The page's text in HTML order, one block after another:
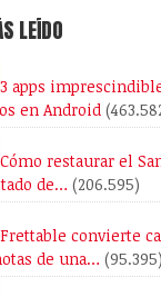
LEÍDO
3 apps
en Android
Cómo restaurar el
de… (206.595)
Frettable convierte
de una… (95.395)